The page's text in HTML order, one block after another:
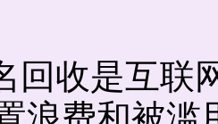
回收是互联